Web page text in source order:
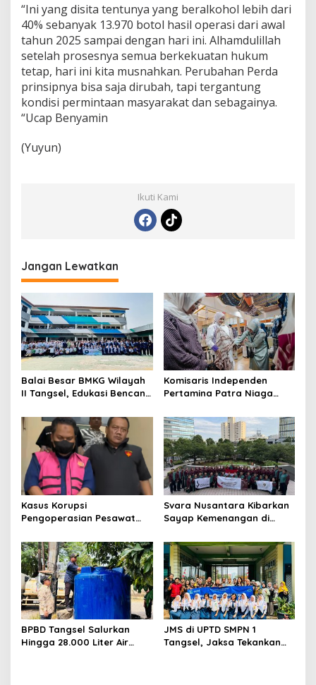
“Ini yang disita tentunya yang beralkohol lebih dari
40% sebanyak 13.970 botol hasil operasi dari awal
tahun 2025 sampai dengan hari ini. Alhamdulillah
setelah prosesnya semua berkekuatan hukum
tetap, hari ini kita musnahkan. Perubahan Perda
prinsipnya bisa saja dirubah, tapi tergantung
kondisi permintaan masyarakat dan sebagainya.
“Ucap Benyamin
(Yuyun)
Ikuti Kami
Jangan Lewatkan
Balai Besar BMKG Wilayah
II Tangsel, Edukasi Bencana
kepada pelajar UPTD SMPN
23
Komisaris Independen
Pertamina Patra Niaga
Mitra Binaan dengan
Sentuhan Kemanusiaan dan
Keberlanjutan
Kasus Korupsi
Pengoperasian Pesawat
Development Ditetapkan
Tersangka
Svara Nusantara Kibarkan
Sayap Kemenangan di
BPBD Tangsel Salurkan
Hingga 28.000 Liter Air
JMS di UPTD SMPN 1
Tangsel, Jaksa Tekankan